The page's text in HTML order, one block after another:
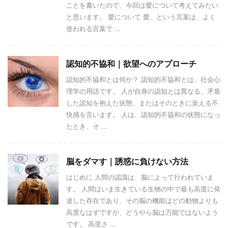
ことを書いたので、今回は愛について考えてみたい
と思います。 愛について 愛、という言葉は、よく
使われる言葉で ...
認知的不協和｜欲望へのアプローチ
認知的不協和とは何か？ 認知的不協和とは、社会心
理学の用語です。 人が自身の認知とは異なる、矛盾
した認知を抱えた状態、またはそのときに覚える不
快感を言います。 人は、認知的不協和の状態になっ
たとき、そ ...
脳をダマす｜誘惑に負けない方法
はじめに 人間の認識は、脳によって行われていま
す。 人間はいま生きている生物の中で最も高度に発
達した存在であり、その脳の機能はどの動物よりも
高度なはずですが、どうやら脳は万能ではないよう
です。 高度さ ...